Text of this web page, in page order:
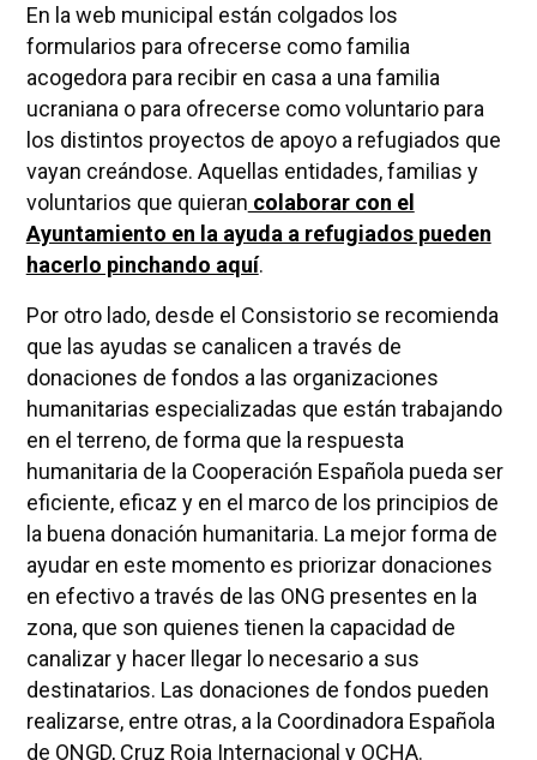
En la web municipal están colgados los
formularios para ofrecerse como familia
acogedora para recibir en casa a una familia
ucraniana o para ofrecerse como voluntario para
los distintos proyectos de apoyo a refugiados que
vayan creándose. Aquellas entidades, familias y
voluntarios que quieran colaborar con el
Ayuntamiento en la ayuda a refugiados pueden
hacerlo pinchando aquí.
Por otro lado, desde el Consistorio se recomienda
que las ayudas se canalicen a través de
donaciones de fondos a las organizaciones
humanitarias especializadas que están trabajando
en el terreno, de forma que la respuesta
humanitaria de la Cooperación Española pueda ser
eficiente, eficaz y en el marco de los principios de
la buena donación humanitaria. La mejor forma de
ayudar en este momento es priorizar donaciones
en efectivo a través de las ONG presentes en la
zona, que son quienes tienen la capacidad de
canalizar y hacer llegar lo necesario a sus
destinatarios. Las donaciones de fondos pueden
realizarse, entre otras, a la Coordinadora Española
de ONGD, Cruz Roja Internacional y OCHA.